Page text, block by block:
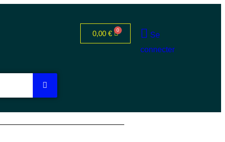
0,00 €
Se
connecter